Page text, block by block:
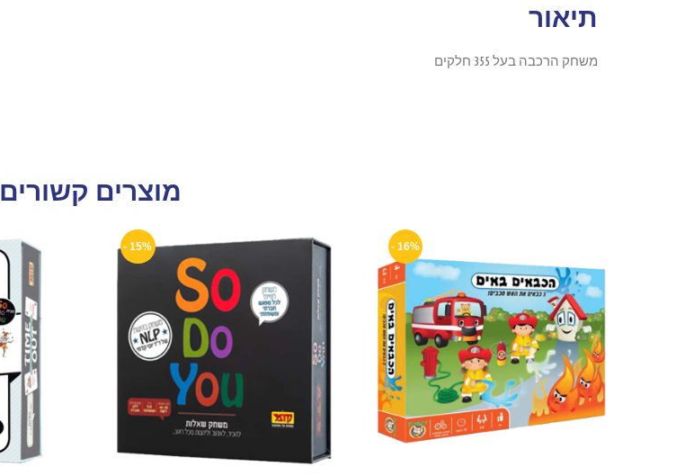
תיאור
משחק הרכבה בעל 355 חלקים
מוצרים קשורים
16% -
15% -